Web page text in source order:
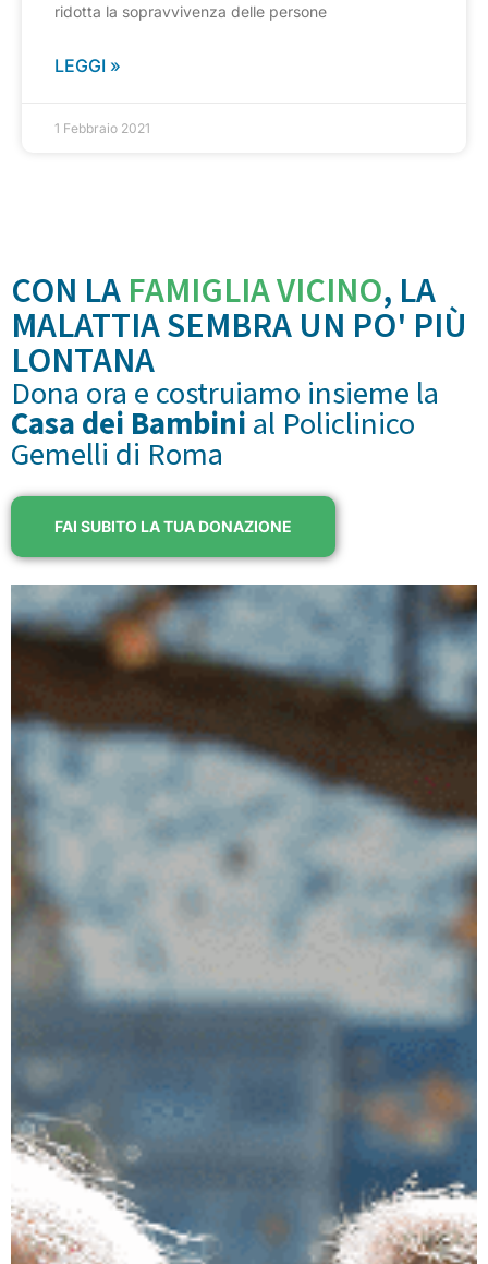
ridotta la sopravvivenza delle persone
LEGGI »
1 Febbraio 2021
CON LA FAMIGLIA VICINO, LA
MALATTIA SEMBRA UN PO' PIÙ
LONTANA
Dona ora e costruiamo insieme la
Casa dei Bambini al Policlinico
Gemelli di Roma
FAI SUBITO LA TUA DONAZIONE